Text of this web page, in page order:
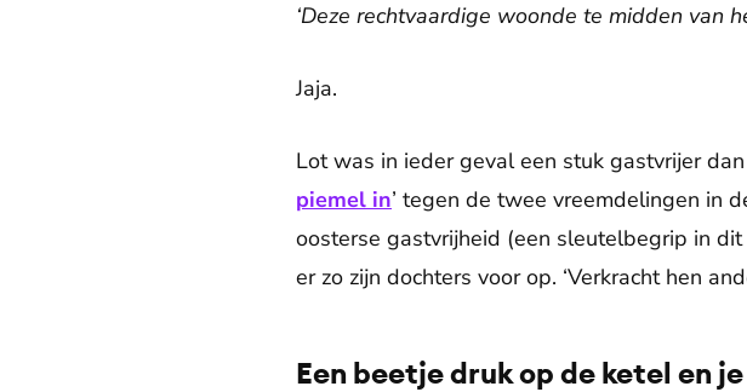
‘Deze rechtvaardige woonde te midden van
Jaja.
Lot was in ieder geval een stuk gastvrijer
piemel in’ tegen de twee vreemdelingen in
oosterse gastvrijheid (een sleutelbegrip in
er zo zijn dochters voor op. ‘Verkracht hen
Een beetje druk op de ketel en